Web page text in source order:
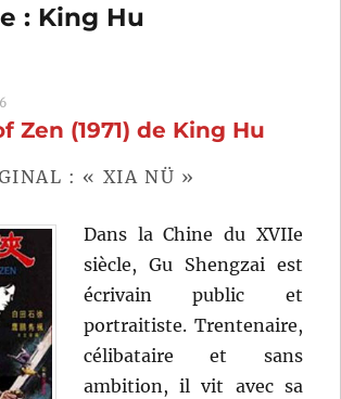
: King Hu
Zen (1971) de King Hu
: « XIA NÜ »
Dans la Chine du XVIIe
siècle, Gu Shengzai est
écrivain public et
portraitiste. Trentenaire,
célibataire et sans
ambition, il vit avec sa